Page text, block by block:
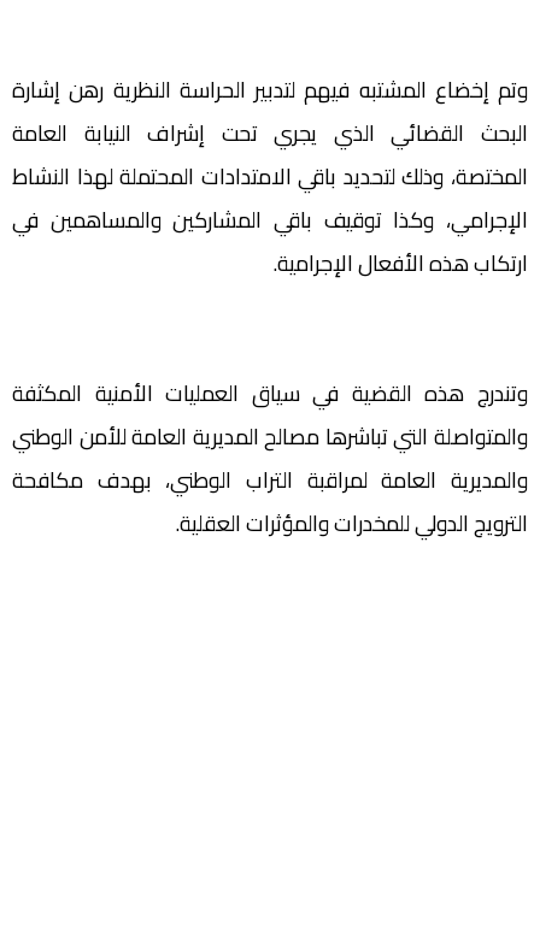
وتم إخضاع المشتبه فيهم لتدبير الحراسة النظرية رهن إشارة
البحث القضائي الذي يجري تحت إشراف النيابة العامة
المختصة، وذلك لتحديد باقي الامتدادات المحتملة لهذا النشاط
الإجرامي، وكذا توقيف باقي المشاركين والمساهمين في
ارتكاب هذه الأفعال الإجرامية.
وتندرج هذه القضية في سياق العمليات الأمنية المكثفة
والمتواصلة التي تباشرها مصالح المديرية العامة للأمن الوطني
والمديرية العامة لمراقبة التراب الوطني، بهدف مكافحة
الترويج الدولي للمخدرات والمؤثرات العقلية.